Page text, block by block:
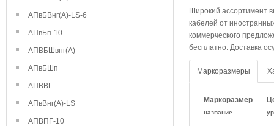
АПвБВнг(А)-LS-6
АПвБп-10
АПВБШвнг(А)
АПвБШп
АПВВГ
АПвВнг(А)-LS
АПВПГ-10
Широкий ассортимент
кабелей от
коммерческого
бесплатно. Доставка
Маркоразмеры
Маркоразмер
название